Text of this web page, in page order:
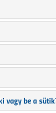
vagy be a